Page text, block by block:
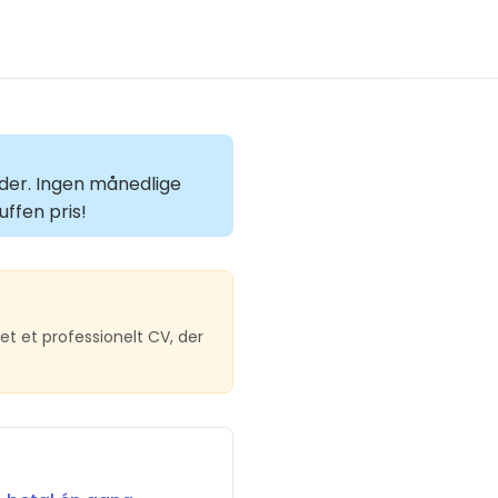
Ingen månedlige
pris!
et professionelt CV, der